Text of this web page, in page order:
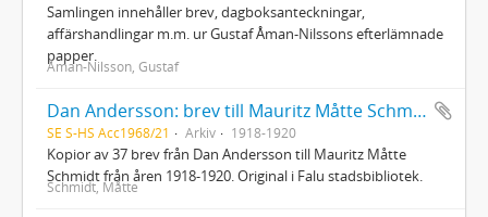
Samlingen innehåller brev, dagboksanteckningar,
affärshandlingar m.m. ur Gustaf Åman-Nilssons efterlämnade
papper.
Åman-Nilsson, Gustaf
Dan Andersson: brev till Mauritz Måtte Schmidt
SE S-HS Acc1968/21 Arkiv 1918-1920
Kopior av 37 brev från Dan Andersson till Mauritz Måtte
Schmidt från åren 1918-1920. Original i Falu stadsbibliotek.
Schmidt, Måtte